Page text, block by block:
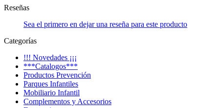
Reseñas
Sea el primero en dejar una reseña para este producto
Categorías
!!! Novedades ¡¡¡
***Catalogos***
Productos Prevención
Parques Infantiles
Mobiliario Infantil
Complementos y Accesorios